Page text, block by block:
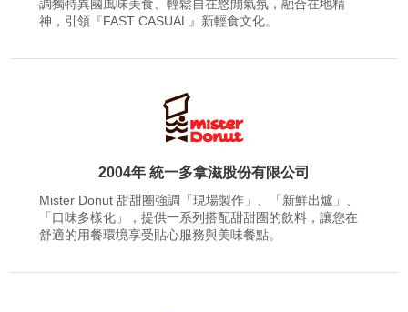
調獨特異國風味美食、輕鬆自在悠閒氣氛，融合在地精
神，引領『FAST CASUAL』新輕食文化。
2004年 統一多拿滋股份有限公司
Mister Donut 甜甜圈強調「現場製作」、「新鮮出爐」、
「口味多樣化」，提供一系列搭配甜甜圈的飲料，讓您在
舒適的用餐環境享受貼心服務與美味餐點。